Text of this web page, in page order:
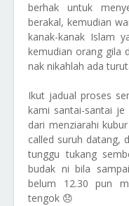
berhak untuk
berakal, kemudian
kanak-kanak Islam
kemudian orang gila
nak nikahlah ada
Ikut jadual proses
kami santai-santai
dari menziarahi
called suruh datang,
tunggu tukang
budak ni bila
belum 12.30 pun
tengok 😞